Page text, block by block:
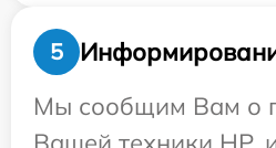
5
Мы сообщим Вам о